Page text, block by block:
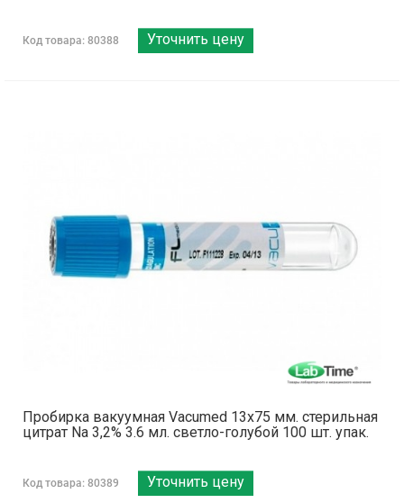
Код товара: 80388 Уточнить цену
Пробирка вакуумная Vacumed 13х75 мм. стерильная
цитрат Na 3,2% 3.6 мл. светло-голубой 100 шт. упак.
Код товара: 80389 Уточнить цену